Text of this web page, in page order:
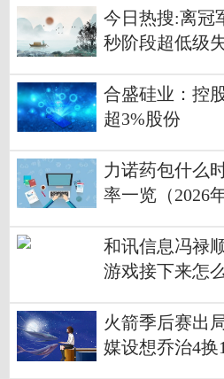
今日热搜:离冠
秒阶段超低级
合盛硅业：控
超3%股份
力诺药包什么
率一览（2026
和讯信息冯禄
游戏接下来怎
火箭季后赛出
媒设想乔治4换